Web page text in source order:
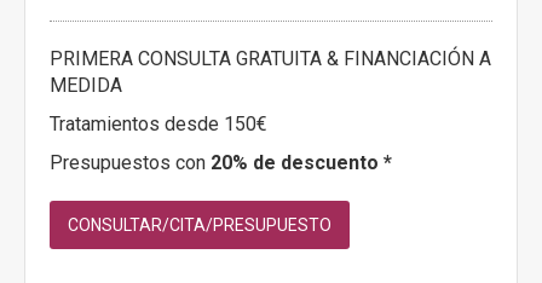
PRIMERA CONSULTA GRATUITA & FINANCIACIÓN A
MEDIDA
Tratamientos desde 150€
Presupuestos con 20% de descuento *
CONSULTAR/CITA/PRESUPUESTO